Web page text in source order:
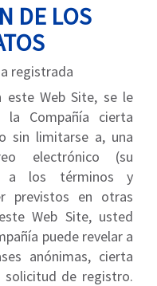
DE LOS
registrada
este Web Site, se le
Compañía cierta
sin limitarse a, una
electrónico (su
a los términos y
previstos en otras
Web Site, usted
puede revelar a
anónimas, cierta
solicitud de registro.